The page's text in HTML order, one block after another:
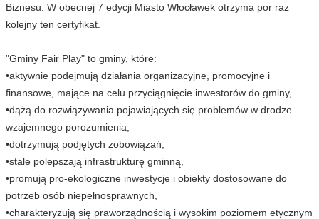
Biznesu. W obecnej 7 edycji Miasto Włocławek otrzyma por raz
kolejny ten certyfikat.
"Gminy Fair Play" to gminy, które:
•aktywnie podejmują działania organizacyjne, promocyjne i
finansowe, mające na celu przyciągnięcie inwestorów do gminy,
•dążą do rozwiązywania pojawiających się problemów w drodze
wzajemnego porozumienia,
•dotrzymują podjętych zobowiązań,
•stale polepszają infrastrukturę gminną,
•promują pro-ekologiczne inwestycje i obiekty dostosowane do
potrzeb osób niepełnosprawnych,
•charakteryzują się praworządnością i wysokim poziomem etycznym